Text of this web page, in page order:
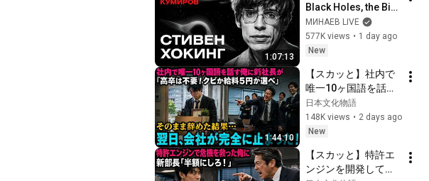
1:07:13
Black Holes, the Big
Bang, and the End of
the Universe / Idol
Stories / MINAEV
МИНАЕВ LIVE
577K views • 1 day ago
New
1:44:10
【スカッと】社内で
唯一10ヶ国語を話す
俺に新社長が「高卒
は不要！クビか給料
５円か選べ」と言っ
めた結果
日本文化物語
148K views • 2 days ago
New
【スカッと】特許エ
ンジンを開発して取